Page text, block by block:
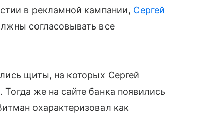
в рекламной кампании, Сергей
согласовывать все
щиты, на которых Сергей
же на сайте банка появились
охарактеризовал как